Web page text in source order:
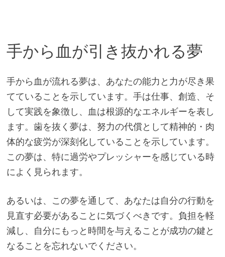
手から血が引き抜かれる夢
手から血が流れる夢は、あなたの能力と力が尽き果
てていることを示しています。手は仕事、創造、そ
して実践を象徴し、血は根源的なエネルギーを表し
ます。歯を抜く夢は、努力の代償として精神的・肉
体的な疲労が深刻化していることを示しています。
この夢は、特に過労やプレッシャーを感じている時
によく見られます。
あるいは、この夢を通して、あなたは自分の行動を
見直す必要があることに気づくべきです。負担を軽
減し、自分にもっと時間を与えることが成功の鍵と
なることを忘れないでください。